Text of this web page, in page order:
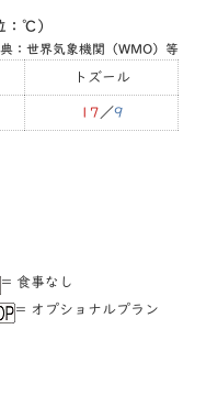
：℃）
：世界気象機関（WMO）等
トズール
17 ／9
= ⾷事なし
= オプショナルプラン